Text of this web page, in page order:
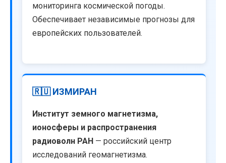
мониторинга космической погоды.
Обеспечивает независимые прогнозы для
европейских пользователей.
🇷🇺 ИЗМИРАН
Институт земного магнетизма,
ионосферы и распространения
радиоволн РАН — российский центр
исследований геомагнетизма.